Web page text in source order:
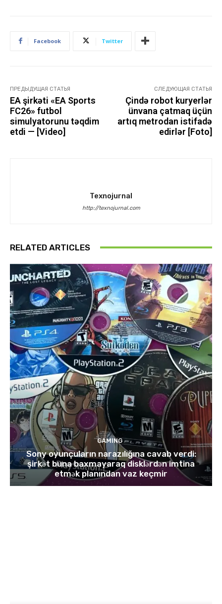
Facebook Twitter
ПРЕДЫДУЩАЯ СТАТЬЯ
EA şirkəti «EA Sports
FC26» futbol
simulyatorunu təqdim
etdi — [Video]
СЛЕДУЮЩАЯ СТАТЬЯ
Çində robot kuryerlər
ünvana çatmaq üçün
artıq metrodan istifadə
edirlər [Foto]
Texnojurnal
http://texnojurnal.com
RELATED ARTICLES
GAMING
Sony oyunçuların narazılığına cavab verdi:
şirkət buna baxmayaraq disklərdən imtina
etmək planından vaz keçmir